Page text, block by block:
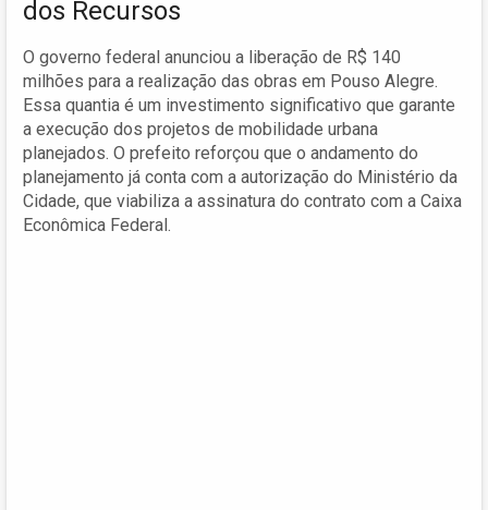
dos Recursos
O governo federal anunciou a liberação de R$ 140
milhões para a realização das obras em Pouso Alegre.
Essa quantia é um investimento significativo que garante
a execução dos projetos de mobilidade urbana
planejados. O prefeito reforçou que o andamento do
planejamento já conta com a autorização do Ministério da
Cidade, que viabiliza a assinatura do contrato com a Caixa
Econômica Federal.